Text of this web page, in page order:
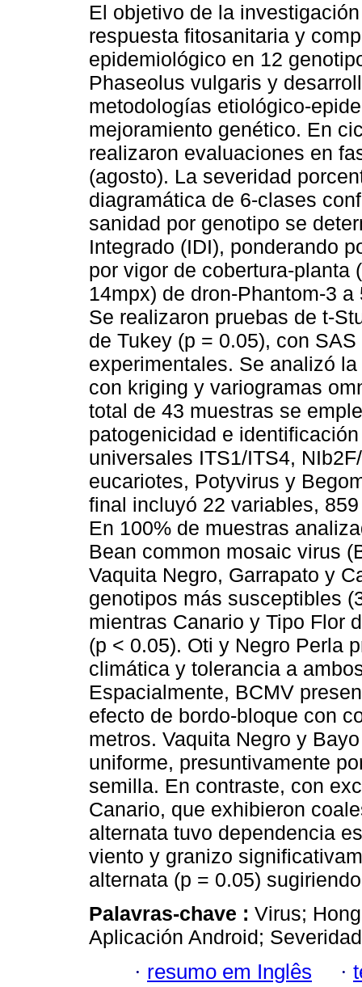
El objetivo de la
respuesta fitosanitaria y
epidemiológico en 12
Phaseolus vulgaris y
metodologías etiológico-
mejoramiento genético. En
realizaron evaluaciones en
(agosto). La severidad
diagramática de 6-clases
sanidad por genotipo se
Integrado (IDI), ponderando
por vigor de cobertura-planta
14mpx) de dron-Phantom-3
Se realizaron pruebas de t-
de Tukey (p = 0.05), con
experimentales. Se analizó
con kriging y variogramas
total de 43 muestras se
patogenicidad e
universales ITS1/ITS4,
eucariotes, Potyvirus y
final incluyó 22 variables,
En 100% de muestras
Bean common mosaic virus
Vaquita Negro, Garrapato y
genotipos más susceptibles
mientras Canario y Tipo Flor
(p < 0.05). Oti y Negro Perla
climática y tolerancia a
Espacialmente, BCMV
efecto de bordo-bloque con
metros. Vaquita Negro y
uniforme, presuntivamente
semilla. En contraste, con
Canario, que exhibieron
alternata tuvo dependencia
viento y granizo
alternata (p = 0.05)
Palavras-chave : Virus;
Aplicación Android;
· resumo em Inglês ·